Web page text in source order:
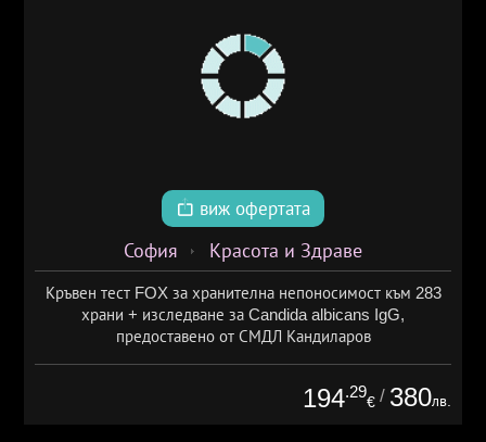
виж офертата
София Красота и Здраве
Кръвен тест FOX за хранителна непоносимост към 283
храни + изследване за Candida albicans IgG,
предоставено от СМДЛ Кандиларов
194.29
€ / 380лв.